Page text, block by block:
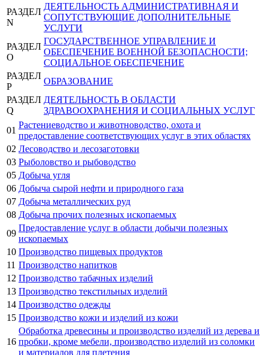
РАЗДЕЛ
N
ДЕЯТЕЛЬНОСТЬ АДМИНИСТРАТИВНАЯ И
СОПУТСТВУЮЩИЕ ДОПОЛНИТЕЛЬНЫЕ
УСЛУГИ
РАЗДЕЛ
O
ГОСУДАРСТВЕННОЕ УПРАВЛЕНИЕ И
ОБЕСПЕЧЕНИЕ ВОЕННОЙ БЕЗОПАСНОСТИ;
СОЦИАЛЬНОЕ ОБЕСПЕЧЕНИЕ
РАЗДЕЛ
P
ОБРАЗОВАНИЕ
РАЗДЕЛ
Q
ДЕЯТЕЛЬНОСТЬ В ОБЛАСТИ
ЗДРАВООХРАНЕНИЯ И СОЦИАЛЬНЫХ УСЛУГ
01
Растениеводство и животноводство, охота и
предоставление соответствующих услуг в этих областях
02 Лесоводство и лесозаготовки
03 Рыболовство и рыбоводство
05 Добыча угля
06 Добыча сырой нефти и природного газа
07 Добыча металлических руд
08 Добыча прочих полезных ископаемых
09
Предоставление услуг в области добычи полезных
ископаемых
10 Производство пищевых продуктов
11 Производство напитков
12 Производство табачных изделий
13 Производство текстильных изделий
14 Производство одежды
15 Производство кожи и изделий из кожи
16
Обработка древесины и производство изделий из дерева и
пробки, кроме мебели, производство изделий из соломки
и материалов для плетения